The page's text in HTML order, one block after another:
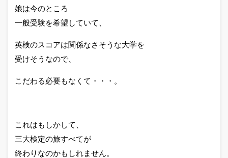
娘は今のところ
一般受験を希望していて、
英検のスコアは関係なさそうな大学を
受けそうなので、
こだわる必要もなくて・・・。
これはもしかして、
三大検定の旅すべてが
終わりなのかもしれません。